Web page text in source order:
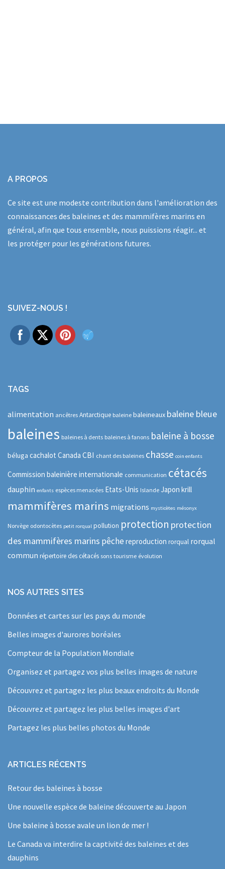
A PROPOS
Ce site est une modeste contribution dans l'amélioration des
connaissances des baleines et des mammifères marins en
général, afin que tous ensemble, nous puissions réagir... et
les protéger pour les générations futures.
SUIVEZ-NOUS !
TAGS
alimentation ancêtres Antarctique baleine baleineaux baleine bleue
baleines baleines à dents baleines à fanons baleine à bosse
béluga cachalot Canada CBI chant des baleines chasse coin enfants
Commission baleinière internationale communication cétacés
dauphin enfants espèces menacées Etats-Unis Islande Japon krill
mammifères marins migrations mysticètes mésonyx
Norvège odontocètes petit rorqual pollution protection protection
des mammifères marins pêche reproduction rorqual rorqual
commun répertoire des cétacés sons tourisme évolution
NOS AUTRES SITES
Données et cartes sur les pays du monde
Belles images d'aurores boréales
Compteur de la Population Mondiale
Organisez et partagez vos plus belles images de nature
Découvrez et partagez les plus beaux endroits du Monde
Découvrez et partagez les plus belles images d'art
Partagez les plus belles photos du Monde
ARTICLES RÉCENTS
Retour des baleines à bosse
Une nouvelle espèce de baleine découverte au Japon
Une baleine à bosse avale un lion de mer !
Le Canada va interdire la captivité des baleines et des
dauphins